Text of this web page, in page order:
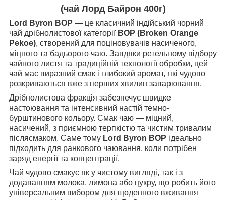
(чай Лорд Байрон 400г)
Lord Byron BOP — це класичний індійський чорний
чай дрібнолистової категорії BOP (Broken Orange
Pekoe), створений для поціновувачів насиченого,
міцного та бадьорого чаю. Завдяки ретельному відбору
чайного листя та традиційній технології обробки, цей
чай має виразний смак і глибокий аромат, які чудово
розкриваються вже з перших хвилин заварювання.
Дрібнолистова фракція забезпечує швидке
настоювання та інтенсивний настій темно-
бурштинового кольору. Смак чаю — міцний,
насичений, з приємною терпкістю та чистим тривалим
післясмаком. Саме тому Lord Byron BOP ідеально
підходить для ранкового чаювання, коли потрібен
заряд енергії та концентрації.
Чай чудово смакує як у чистому вигляді, так і з
додаванням молока, лимона або цукру, що робить його
універсальним вибором для щоденного вживання